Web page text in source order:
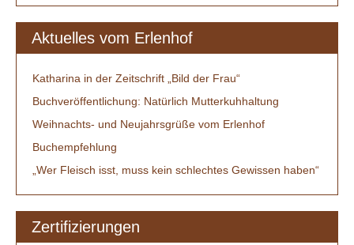
Aktuelles vom Erlenhof
Katharina in der Zeitschrift „Bild der Frau“
Buchveröffentlichung: Natürlich Mutterkuhhaltung
Weihnachts- und Neujahrsgrüße vom Erlenhof
Buchempfehlung
„Wer Fleisch isst, muss kein schlechtes Gewissen haben“
Zertifizierungen